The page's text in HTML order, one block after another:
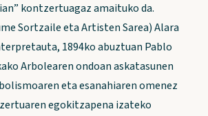
kontzertuagaz amaituko da.
Sortzaile eta Artisten Sarea) Alara
1894ko abuztuan Pablo
Arbolearen ondoan askatasunen
eta esanahiaren omenez
egokitzapena izateko